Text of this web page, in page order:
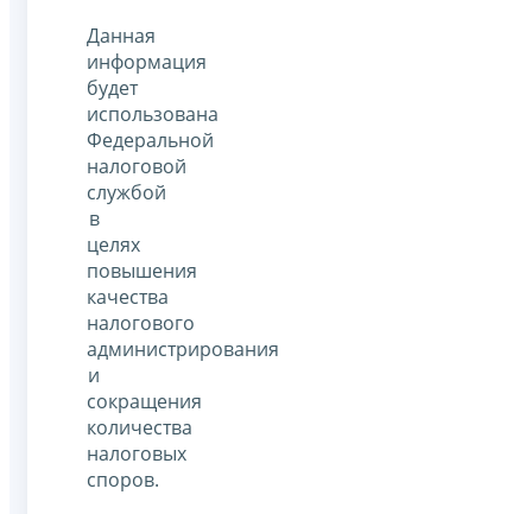
Данная
информация
будет
использована
Федеральной
налоговой
службой
в
целях
повышения
качества
налогового
администрирования
и
сокращения
количества
налоговых
споров.